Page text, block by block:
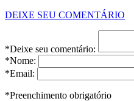
DEIXE SEU COMENTÁRIO
*Deixe seu comentário:
*Nome:
*Email:
*Preenchimento obrigatório